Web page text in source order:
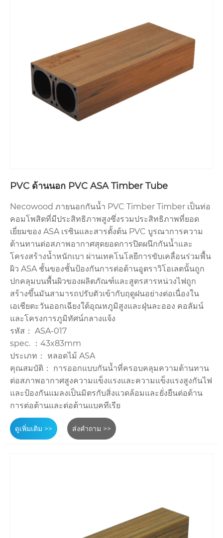
PVC ด้านนอก PVC ASA Timber Tube
Necowood ภายนอกกันน้ำ PVC Timber Timber เป็นท่อ
คอมโพสิตที่มีประสิทธิภาพสูงซึ่งรวมประสิทธิภาพที่ยอด
เยี่ยมของ ASA เรซินและสารตั้งต้น PVC บูรณาการความ
ต้านทานต่อสภาพอากาศสุดยอดการปิดผนึกกันน้ำและ
โครงสร้างน้ำหนักเบา ผ่านเทคโนโลยีการขับเคลื่อนร่วมพื้น
ผิว ASA ชั้นของชั้นป้องกันการต่อต้านอูตราวิโอเลตนั้นถูก
ปกคลุมบนพื้นผิวของผลิตภัณฑ์และสูตรสารหน่วงไฟถูก
สร้างขึ้นมันสามารถปรับตัวเข้ากับฤดูฝนอย่างต่อเนื่องใน
เอเชียตะวันออกเฉียงใต้อุณหภูมิสูงและฝุ่นละออง คอลัมน์
และโครงการภูมิทัศน์กลางแจ้ง
รหัส： ASA-017
spec. ：43x83mm
ประเภท： หลอดไม้ ASA
คุณสมบัติ： การออกแบบกันน้ำที่ครอบคลุมความต้านทาน
ต่อสภาพอากาศสูงความแข็งแรงและความแข็งแรงสูงกันไฟ
และป้องกันแมลงเป็นมิตรกับสิ่งแวดล้อมและยั่งยืนต่อต้าน
การต่อต้านและต่อต้านแบคทีเรีย
ดูเพิ่มเติม >> ส่งคำถาม >>